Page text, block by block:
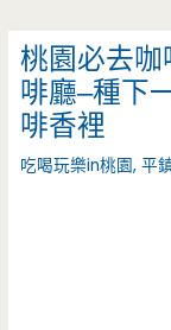
桃園必去
啡廳–種下
啡香裡
吃喝玩樂in桃園,平